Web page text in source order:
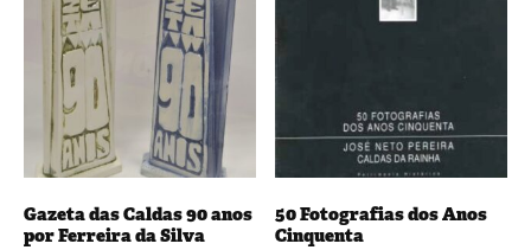
Gazeta das Caldas 90 anos
por Ferreira da Silva
50 Fotografias dos Anos
Cinquenta